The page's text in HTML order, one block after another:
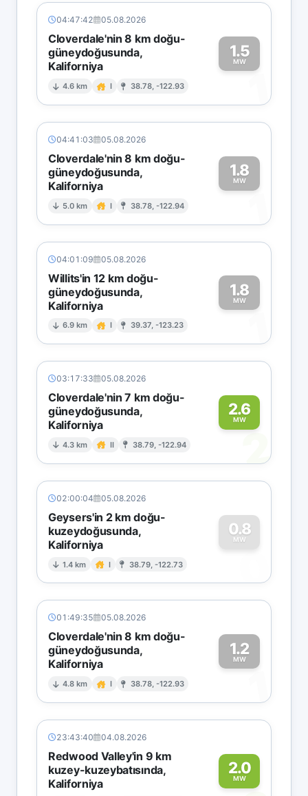
04:47:42 05.08.2026
Cloverdale'nin 8 km doğu-
güneydoğusunda,
Kaliforniya
4.6 km I 38.78, -122.93
1.5
MW
1
04:41:03 05.08.2026
Cloverdale'nin 8 km doğu-
güneydoğusunda,
Kaliforniya
5.0 km I 38.78, -122.94
1.8
MW
1
04:01:09 05.08.2026
Willits'in 12 km doğu-
güneydoğusunda,
Kaliforniya
6.9 km I 39.37, -123.23
1.8
MW
1
03:17:33 05.08.2026
Cloverdale'nin 7 km doğu-
güneydoğusunda,
Kaliforniya
4.3 km II 38.79, -122.94
2.6
MW
2
02:00:04 05.08.2026
Geysers'in 2 km doğu-
kuzeydoğusunda,
Kaliforniya
1.4 km I 38.79, -122.73
0.8
MW
0
01:49:35 05.08.2026
Cloverdale'nin 8 km doğu-
güneydoğusunda,
Kaliforniya
4.8 km I 38.78, -122.93
1.2
MW
1
23:43:40 04.08.2026
Redwood Valley'in 9 km
kuzey-kuzeybatısında,
Kaliforniya
2.0
MW